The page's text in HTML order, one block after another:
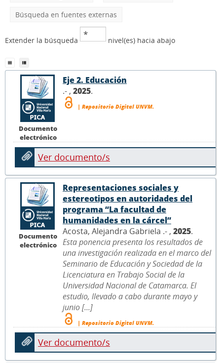
Búsqueda en fuentes externas
Extender la búsqueda nivel(es) hacia abajo
Documento
electrónico
Eje 2. Educación
.- , 2025.
| Repositorio Digital UNVM.
Ver documento/s
Documento
electrónico
Representaciones sociales y
estereotipos en autoridades del
programa “La facultad de
humanidades en la cárcel”
Acosta, Alejandra Gabriela .- , 2025.
Esta ponencia presenta los resultados de
una investigación realizada en el marco del
Seminario de Educación y Sociedad de la
Licenciatura en Trabajo Social de la
Universidad Nacional de Catamarca. El
estudio, llevado a cabo durante mayo y
junio [...]
| Repositorio Digital UNVM.
Ver documento/s